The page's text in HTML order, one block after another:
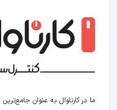
ما در کارناوال به عنوان